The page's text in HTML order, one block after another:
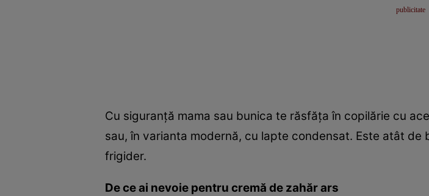
Cu siguranţă mama sau bunica te răsfăţa în copilărie cu
sau, în varianta modernă, cu lapte condensat. Este atât
frigider.
De ce ai nevoie pentru cremă de zahăr ars